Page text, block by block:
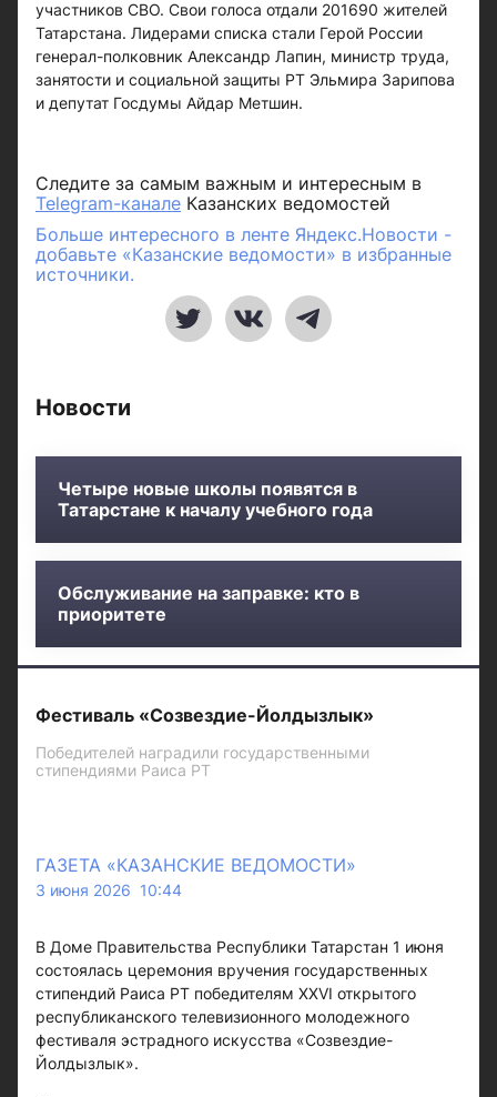
участников СВО. Свои голоса отдали 201690 жителей
Татарстана. Лидерами списка стали Герой России
генерал-полковник Александр Лапин, министр труда,
занятости и социальной защиты РТ Эльмира Зарипова
и депутат Госдумы Айдар Метшин.
Следите за самым важным и интересным в
Telegram-канале Казанских ведомостей
Больше интересного в ленте Яндекс.Новости -
добавьте «Казанские ведомости» в избранные
источники.
Новости
Четыре новые школы появятся в
Татарстане к началу учебного года
Обслуживание на заправке: кто в
приоритете
Фестиваль «Созвездие-Йолдызлык»
Победителей наградили государственными
стипендиями Раиса РТ
ГАЗЕТА «КАЗАНСКИЕ ВЕДОМОСТИ»
3 июня 2026 10:44
В Доме Правительства Республики Татарстан 1 июня
состоялась церемония вручения государственных
стипендий Раиса РТ победителям XXVI открытого
республиканского телевизионного молодежного
фестиваля эстрадного искусства «Созвездие-
Йолдызлык».